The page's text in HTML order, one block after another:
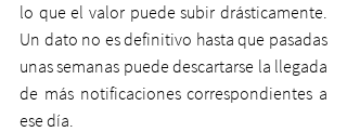
lo que el valor puede subir drásticamente.
Un dato no es definitivo hasta que pasadas
unas semanas puede descartarse la llegada
de más notificaciones correspondientes a
ese día.